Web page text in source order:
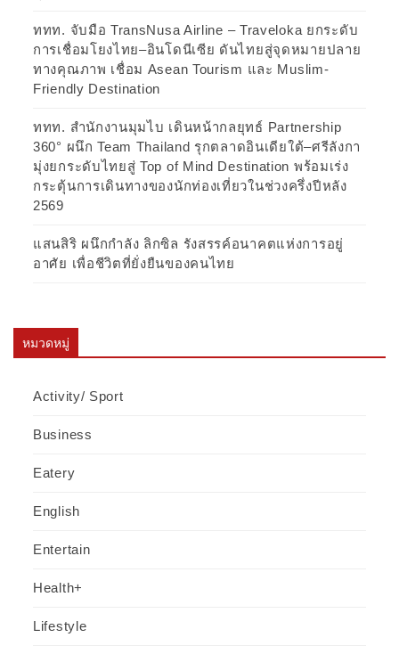
ททท. จับมือ TransNusa Airline – Traveloka ยกระดับ
การเชื่อมโยงไทย–อินโดนีเซีย ดันไทยสู่จุดหมายปลาย
ทางคุณภาพ เชื่อม Asean Tourism และ Muslim-
Friendly Destination
ททท. สำนักงานมุมไบ เดินหน้ากลยุทธ์ Partnership
360° ผนึก Team Thailand รุกตลาดอินเดียใต้–ศรีลังกา
มุ่งยกระดับไทยสู่ Top of Mind Destination พร้อมเร่ง
กระตุ้นการเดินทางของนักท่องเที่ยวในช่วงครึ่งปีหลัง
2569
แสนสิริ ผนึกกำลัง ลิกซิล รังสรรค์อนาคตแห่งการอยู่
อาศัย เพื่อชีวิตที่ยั่งยืนของคนไทย
หมวดหมู่
Activity/ Sport
Business
Eatery
English
Entertain
Health+
Lifestyle